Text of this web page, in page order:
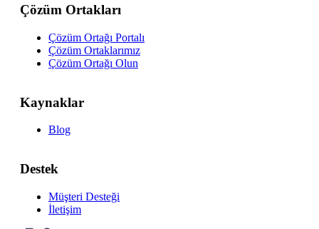
Çözüm Ortakları
Çözüm Ortağı Portalı
Çözüm Ortaklarımız
Çözüm Ortağı Olun
Kaynaklar
Blog
Destek
Müşteri Desteği
İletişim